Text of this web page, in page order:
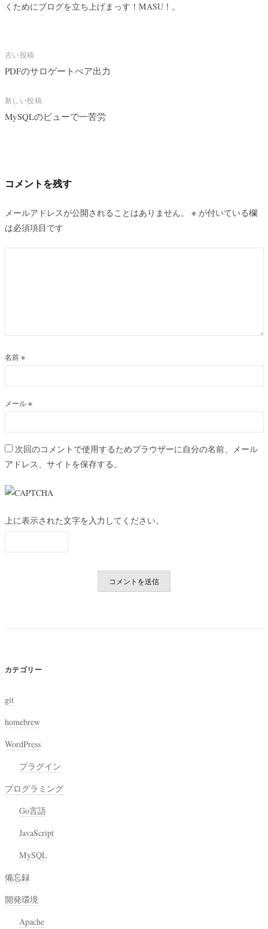
くためにブログを立ち上げまっす！MASU！。
投
稿
ビ
ゲ
ン
古い投稿
PDFのサロゲートぺア出力
新しい投稿
MySQLのビューで一苦労
コメントを残す
メールアドレスが公開されることはありません。 ※が付いている欄
は必須項目です
名前※
メール※
次回のコメントで使用するためブラウザーに自分の名前、メール
アドレス、サイトを保存する。
上に表示された文字を入力してください。
カテゴリー
git
homebrew
WordPress
プラグイン
プログラミング
Go言語
JavaScript
MySQL
備忘録
開発環境
Apache